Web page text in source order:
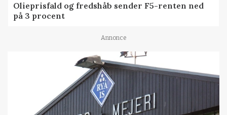
Olieprisfald og fredshåb sender F5-renten ned
på 3 procent
Annonce